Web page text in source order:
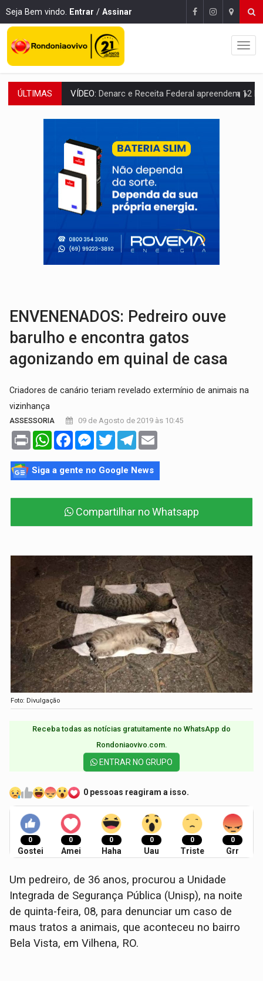
Seja Bem vindo. Entrar / Assinar
ÚLTIMAS OPERAÇÃO DA PC:Membros do CV são presos com armas e drogas após
ENTRADA GRATUITA:Espetáculo As Marias Somos Nós será
VÍDEO: Três são presos após furto de motocicleta em frente
CELEBRAÇÃO: Cerejeiras completa 43 anos de emancipação com
SAÚDE: Anvisa desmente boato sobre presença de plástico ou
VÍDEO:Pitbulls fogem de residência e atacam casal de idosos
AÇÃO CONJUNTA:Forças policiais apreendem cerca de 1kg de
ENVENENADOS: Pedreiro ouve
barulho e encontra gatos
agonizando em quinal de casa
Criadores de canário teriam revelado extermínio de animais na
vizinhança
ASSESSORIA 09 de Agosto de 2019 às 10:45
Print WhatsAppFacebookMessenger
TwitterTelegram
Siga a gente no Google News
Compartilhar no Whatsapp
Foto: Divulgação
Receba todas as notícias gratuitamente no WhatsApp do
Rondoniaovivo.com.​
ENTRAR NO GRUPO
0 pessoas reagiram a isso.
0
Gostei
0
Amei
0
Haha
0
Uau
0
Triste
0
Grr
Um pedreiro, de 36 anos, procurou a Unidade
Integrada de Segurança Pública (Unisp), na noite
de quinta-feira, 08, para denunciar um caso de
maus tratos a animais, que aconteceu no bairro
Bela Vista, em Vilhena, RO.